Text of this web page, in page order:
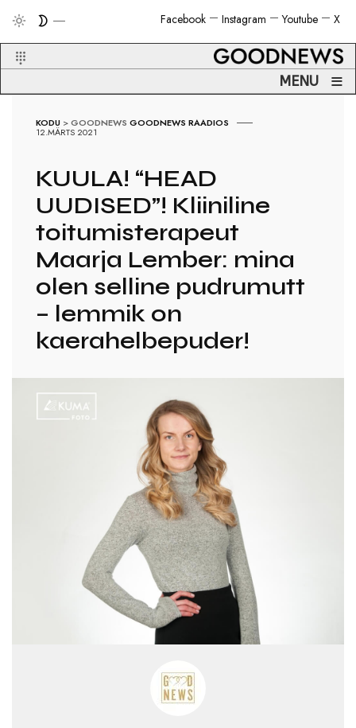
X
Youtube
Instagram
Facebook
MENU ≡
KODU >GOODNEWS GOODNEWS RAADIOS
12.MÄRTS 2021
KUULA! “HEAD
UUDISED”! Kliiniline
toitumisterapeut
Maarja Lember: mina
olen selline pudrumutt
– lemmik on
kaerahelbepuder!